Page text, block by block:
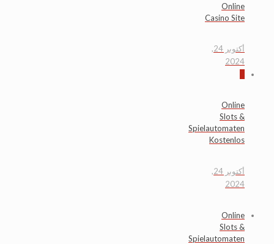
Online
Casino Site
أكتوبر 24,
2024
Online
Slots &
Spielautomaten
Kostenlos
أكتوبر 24,
2024
Online
Slots &
Spielautomaten